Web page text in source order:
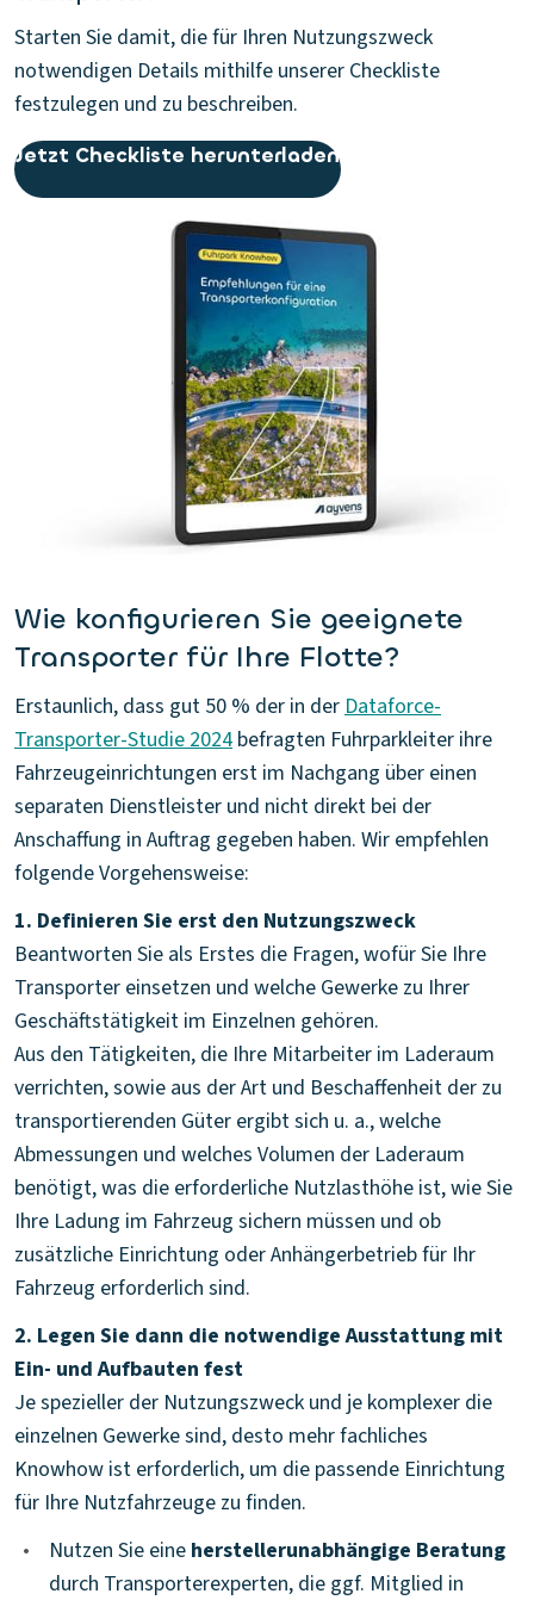
Starten Sie damit, die für Ihren Nutzungszweck
notwendigen Details mithilfe unserer Checkliste
festzulegen und zu beschreiben.
Jetzt Checkliste herunterladen
Wie konfigurieren Sie geeignete
Transporter für Ihre Flotte?
Erstaunlich, dass gut 50 % der in der Dataforce-
Transporter-Studie 2024befragten Fuhrparkleiter ihre
Fahrzeugeinrichtungen erst im Nachgang über einen
separaten Dienstleister und nicht direkt bei der
Anschaffung in Auftrag gegeben haben. Wir empfehlen
folgende Vorgehensweise:
1. Definieren Sie erst den Nutzungszweck
Beantworten Sie als Erstes die Fragen, wofür Sie Ihre
Transporter einsetzen und welche Gewerke zu Ihrer
Geschäftstätigkeit im Einzelnen gehören.
Aus den Tätigkeiten, die Ihre Mitarbeiter im Laderaum
verrichten, sowie aus der Art und Beschaffenheit der zu
transportierenden Güter ergibt sich u. a., welche
Abmessungen und welches Volumen der Laderaum
benötigt, was die erforderliche Nutzlasthöhe ist, wie Sie
Ihre Ladung im Fahrzeug sichern müssen und ob
zusätzliche Einrichtung oder Anhängerbetrieb für Ihr
Fahrzeug erforderlich sind.
2. Legen Sie dann die notwendige Ausstattung mit
Ein- und Aufbauten fest
Je spezieller der Nutzungszweck und je komplexer die
einzelnen Gewerke sind, desto mehr fachliches
Knowhow ist erforderlich, um die passende Einrichtung
für Ihre Nutzfahrzeuge zu finden.
•
Nutzen Sie eine herstellerunabhängige Beratung
durch Transporterexperten, die ggf. Mitglied in